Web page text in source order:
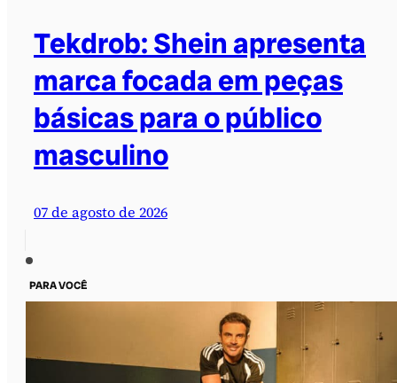
Tekdrob: Shein apresenta
marca focada em peças
básicas para o público
masculino
07 de agosto de 2026
PARA VOCÊ